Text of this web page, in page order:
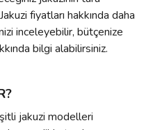
fiyatları hakkında daha
inceleyebilir, bütçenize
bilgi alabilirsiniz.
jakuzi modelleri